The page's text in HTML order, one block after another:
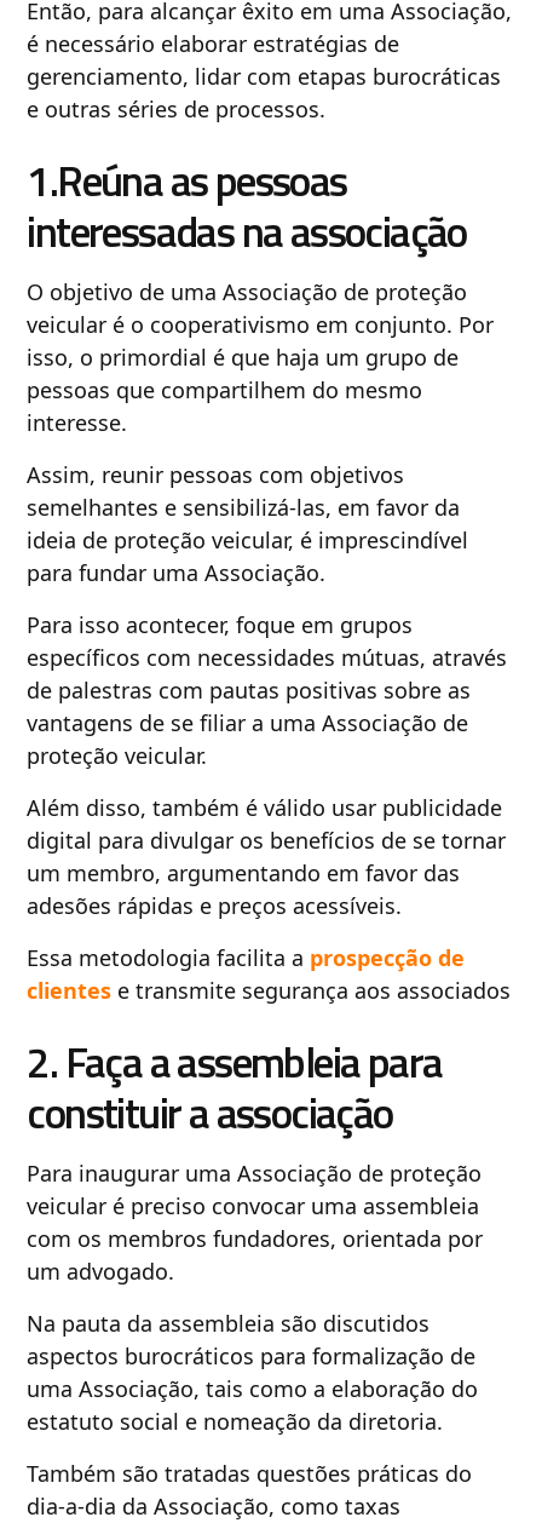
Então, para alcançar êxito em uma Associação,
é necessário elaborar estratégias de
gerenciamento, lidar com etapas burocráticas
e outras séries de processos.
1.Reúna as pessoas
interessadas na associação
O objetivo de uma Associação de proteção
veicular é o cooperativismo em conjunto. Por
isso, o primordial é que haja um grupo de
pessoas que compartilhem do mesmo
interesse.
Assim, reunir pessoas com objetivos
semelhantes e sensibilizá-las, em favor da
ideia de proteção veicular, é imprescindível
para fundar uma Associação.
Para isso acontecer, foque em grupos
específicos com necessidades mútuas, através
de palestras com pautas positivas sobre as
vantagens de se filiar a uma Associação de
proteção veicular.
Além disso, também é válido usar publicidade
digital para divulgar os benefícios de se tornar
um membro, argumentando em favor das
adesões rápidas e preços acessíveis.
Essa metodologia facilita a prospecção de
clientes e transmite segurança aos associados
2. Faça a assembleia para
constituir a associação
Para inaugurar uma Associação de proteção
veicular é preciso convocar uma assembleia
com os membros fundadores, orientada por
um advogado.
Na pauta da assembleia são discutidos
aspectos burocráticos para formalização de
uma Associação, tais como a elaboração do
estatuto social e nomeação da diretoria.
Também são tratadas questões práticas do
dia-a-dia da Associação, como taxas